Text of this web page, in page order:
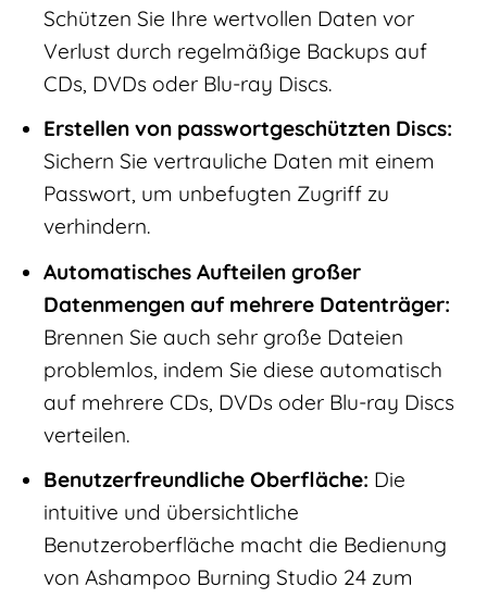
Schützen Sie Ihre wertvollen Daten vor
Verlust durch regelmäßige Backups auf
CDs, DVDs oder Blu-ray Discs.
Erstellen von passwortgeschützten Discs:
Sichern Sie vertrauliche Daten mit einem
Passwort, um unbefugten Zugriff zu
verhindern.
Automatisches Aufteilen großer
Datenmengen auf mehrere Datenträger:
Brennen Sie auch sehr große Dateien
problemlos, indem Sie diese automatisch
auf mehrere CDs, DVDs oder Blu-ray Discs
verteilen.
Benutzerfreundliche Oberfläche: Die
intuitive und übersichtliche
Benutzeroberfläche macht die Bedienung
von Ashampoo Burning Studio 24 zum